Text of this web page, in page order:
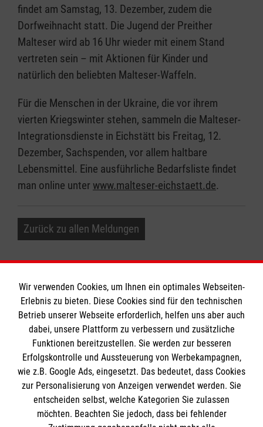
findet am Samstag, 13. Dezember, zudem die
Dorfweihnacht statt. Die Jugend der Preither
Malteser wird ab 16 Uhr wieder mit einem Stand
vertreten sein – mit Aktionen für Kinder und
natürlich den beliebten Malteser-Waffeln.
Für die Menschen in der Ukraine, die vor ihrem
vierten Kriegswinter stehen, sammeln die Malteser-
Integrationsdienste in Eichstätt bis Freitag, 12.
Dezember, Sachspenden, vor allem haltbare
Lebensmittel. Eine ausführliche Bedarfsliste findet
man online unter www.malteser-eichstaett.de.
Zurück zu allen Meldungen
Informationen
Impressum
Datenschutz
Barrierefreiheit
Kontakt
Die Malteser
Malteser in Deutschland
Wir verwenden Cookies, um Ihnen ein optimales Webseiten-
Erlebnis zu bieten. Diese Cookies sind für den technischen
Betrieb unserer Webseite erforderlich, helfen uns aber auch
dabei, unsere Plattform zu verbessern und zusätzliche
Funktionen bereitzustellen. Sie werden zur besseren
Erfolgskontrolle und Aussteuerung von Werbekampagnen,
wie z.B. Google Ads, eingesetzt. Das bedeutet, dass Cookies
zur Personalisierung von Anzeigen verwendet werden. Sie
entscheiden selbst, welche Kategorien Sie zulassen
möchten. Beachten Sie jedoch, dass bei fehlender